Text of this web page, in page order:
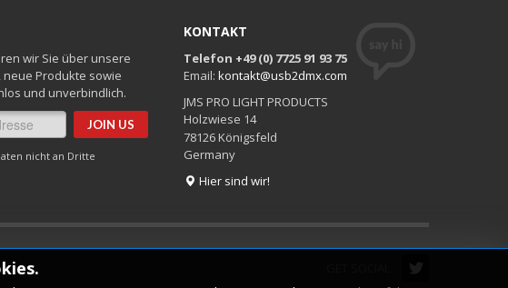
wir Sie über unsere
Produkte sowie
und unverbindlich.
nicht an Dritte
KONTAKT
Telefon +49 (0) 7725 91 93 75
Email: kontakt@usb2dmx.com
JMS PRO LIGHT PRODUCTS
Holzwiese 14
78126 Königsfeld
Germany
Hier sind wir!